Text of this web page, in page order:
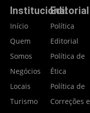
Institucional
Início
Quem
Somos
Negócios
Locais
Turismo
Editorial
Política
Editorial
Política de
Ética
Política de
Correções e